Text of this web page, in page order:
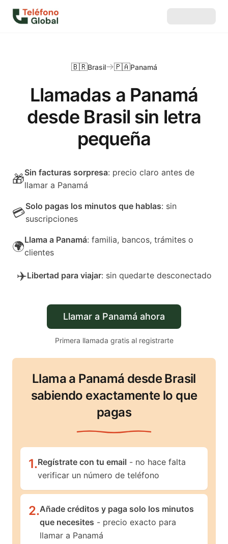
Llamadas a Panamá
desde Brasil sin letra
pequeña
🇧🇷Brasil 🇵🇦Panamá
🎁Sin facturas sorpresa: precio claro antes de
llamar a Panamá
💳Solo pagas los minutos que hablas: sin
suscripciones
🌍Llama a Panamá: familia, bancos, trámites o
clientes
✈️Libertad para viajar: sin quedarte desconectado
Llamar a Panamá ahora
Primera llamada gratis al registrarte
Llama a Panamá desde Brasil
sabiendo exactamente lo que
pagas
1.Regístrate con tu email - no hace falta
verificar un número de teléfono
2.Añade créditos y paga solo los minutos
que necesites - precio exacto para
llamar a Panamá